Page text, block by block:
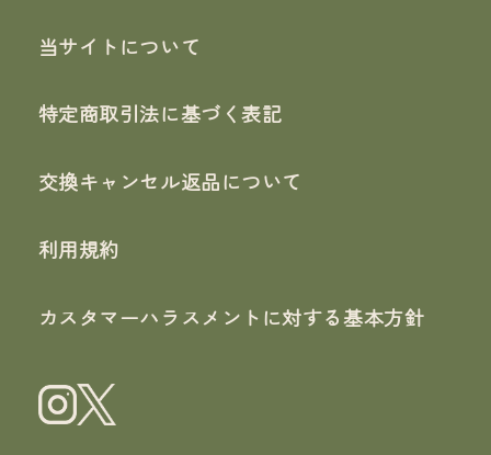
当サイトについて
特定商取引法に基づく表記
交換キャンセル返品について
利用規約
カスタマーハラスメントに対する基本方針